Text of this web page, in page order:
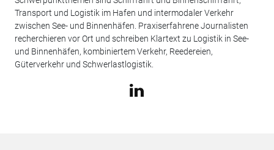
Transport und Logistik im Hafen und intermodaler Verkehr
zwischen See- und Binnenhäfen. Praxiserfahrene Journalisten
recherchieren vor Ort und schreiben Klartext zu Logistik in See-
und Binnenhäfen, kombiniertem Verkehr, Reedereien,
Güterverkehr und Schwerlastlogistik.